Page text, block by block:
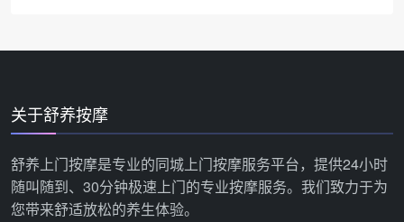
关于舒养按摩
舒养上门按摩是专业的同城上门按摩服务平台，提供24小时
随叫随到、30分钟极速上门的专业按摩服务。我们致力于为
您带来舒适放松的养生体验。